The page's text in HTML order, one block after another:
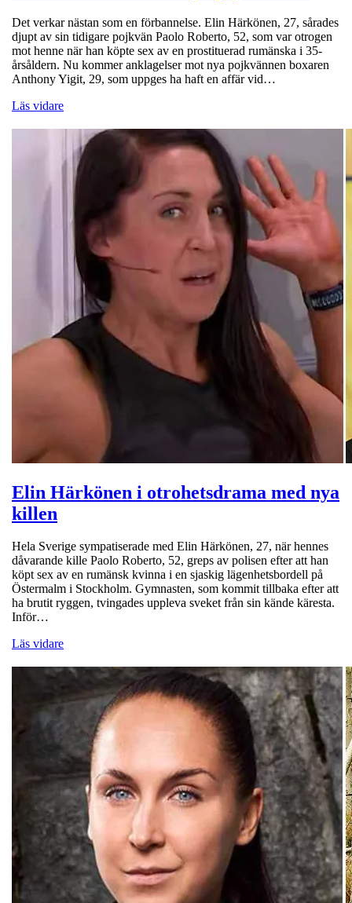
Det verkar nästan som en förbannelse. Elin Härkönen, 27, sårades
djupt av sin tidigare pojkvän Paolo Roberto, 52, som var otrogen
mot henne när han köpte sex av en prostituerad rumänska i 35-
årsåldern. Nu kommer anklagelser mot nya pojkvännen boxaren
Anthony Yigit, 29, som uppges ha haft en affär vid…
Läs vidare
Elin Härkönen i otrohetsdrama med nya
killen
Hela Sverige sympatiserade med Elin Härkönen, 27, när hennes
dåvarande kille Paolo Roberto, 52, greps av polisen efter att han
köpt sex av en rumänsk kvinna i en sjaskig lägenhetsbordell på
Östermalm i Stockholm. Gymnasten, som kommit tillbaka efter att
ha brutit ryggen, tvingades uppleva sveket från sin kände käresta.
Inför…
Läs vidare